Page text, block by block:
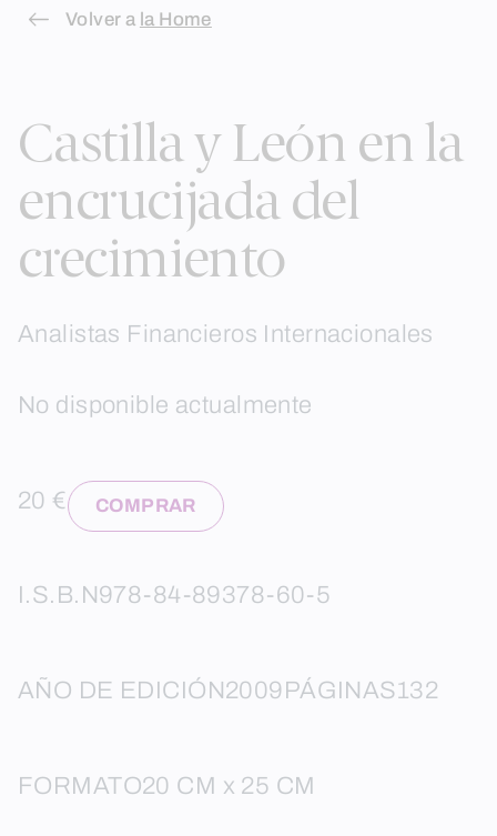
Skip
Volver a la Home
Castilla y León en la
encrucijada del
crecimiento
Analistas Financieros Internacionales
No disponible actualmente
20 € COMPRAR
I.S.B.N978-84-89378-60-5
AÑO DE EDICIÓN2009PÁGINAS132
FORMATO20 CM x 25 CM